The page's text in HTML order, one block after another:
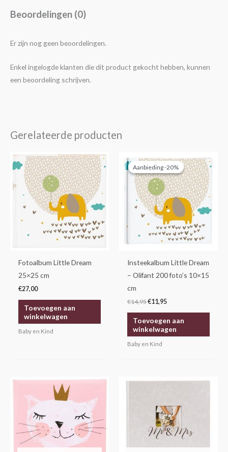
Beoordelingen (0)
Er zijn nog geen beoordelingen.
Enkel ingelogde klanten die dit product gekocht hebben, kunnen
een beoordeling schrijven.
Gerelateerde producten
Fotoalbum Little Dream
25×25 cm
€27,00
Toevoegen aan
winkelwagen
Baby en Kind
Aanbieding -20%
Aanbieding -20%
Insteekalbum Little Dream
– Olifant 200 foto’s 10×15
cm
€14,95
prijs
was:
€14,95.
€11,95
prijs
is:
€11,95.
Toevoegen aan
winkelwagen
Baby en Kind